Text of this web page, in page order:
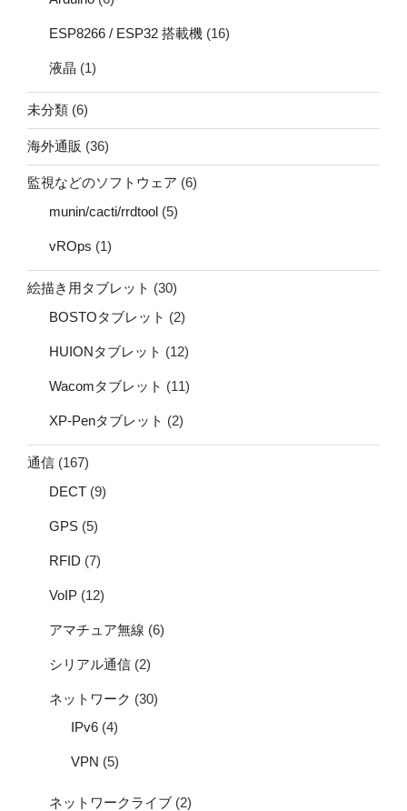
ESP8266 / ESP32 搭載機 (16)
液晶 (1)
未分類 (6)
海外通販 (36)
監視などのソフトウェア (6)
munin/cacti/rrdtool (5)
vROps (1)
絵描き用タブレット (30)
BOSTOタブレット (2)
HUIONタブレット (12)
Wacomタブレット (11)
XP-Penタブレット (2)
通信 (167)
DECT (9)
GPS (5)
RFID (7)
VoIP (12)
アマチュア無線 (6)
シリアル通信 (2)
ネットワーク (30)
IPv6 (4)
VPN (5)
ネットワークライブ (2)